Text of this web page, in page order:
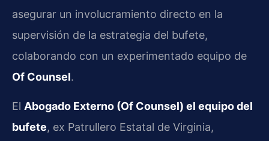
asegurar un involucramiento directo en la
supervisión de la estrategia del bufete,
colaborando con un experimentado equipo de
Of Counsel.
El Abogado Externo (Of Counsel) el equipo del
bufete, ex Patrullero Estatal de Virginia,